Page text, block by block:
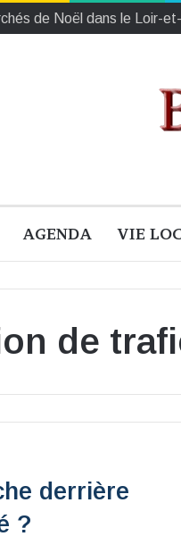
et de
AGENDA VIE
de
derrière
?